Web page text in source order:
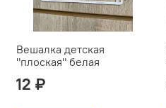
Вешалка детская
"плоская" белая
12 ₽